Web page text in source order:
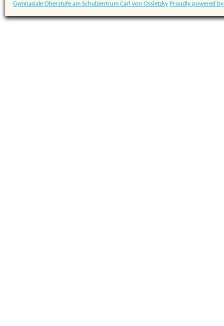
Gymnasiale Oberstufe am Schulzentrum Carl von Ossietzky Proudly powered